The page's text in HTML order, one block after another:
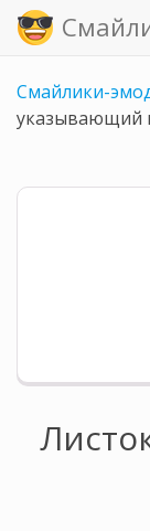
Смайлики-
указывающий